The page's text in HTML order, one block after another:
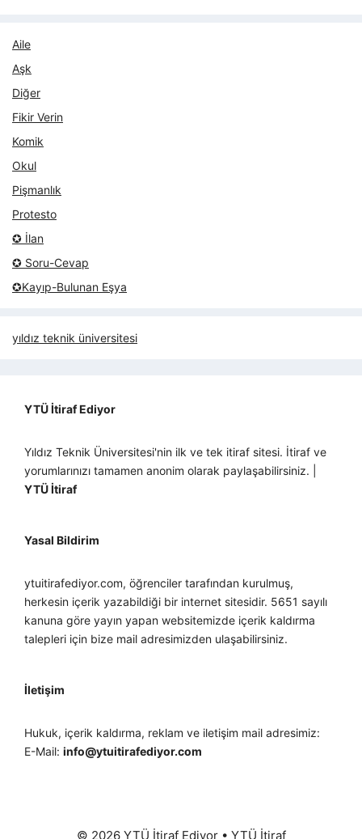
Aile
Aşk
Diğer
Fikir Verin
Komik
Okul
Pişmanlık
Protesto
✪ İlan
✪ Soru-Cevap
✪Kayıp-Bulunan Eşya
yıldız teknik üniversitesi
YTÜ İtiraf Ediyor
Yıldız Teknik Üniversitesi'nin ilk ve tek itiraf sitesi. İtiraf ve
yorumlarınızı tamamen anonim olarak paylaşabilirsiniz. |
YTÜ İtiraf
Yasal Bildirim
ytuitirafediyor.com, öğrenciler tarafından kurulmuş,
herkesin içerik yazabildiği bir internet sitesidir. 5651 sayılı
kanuna göre yayın yapan websitemizde içerik kaldırma
talepleri için bize mail adresimizden ulaşabilirsiniz.
İletişim
Hukuk, içerik kaldırma, reklam ve iletişim mail adresimiz:
E-Mail: info@ytuitirafediyor.com
© 2026 YTÜ İtiraf Ediyor• YTÜ İtiraf